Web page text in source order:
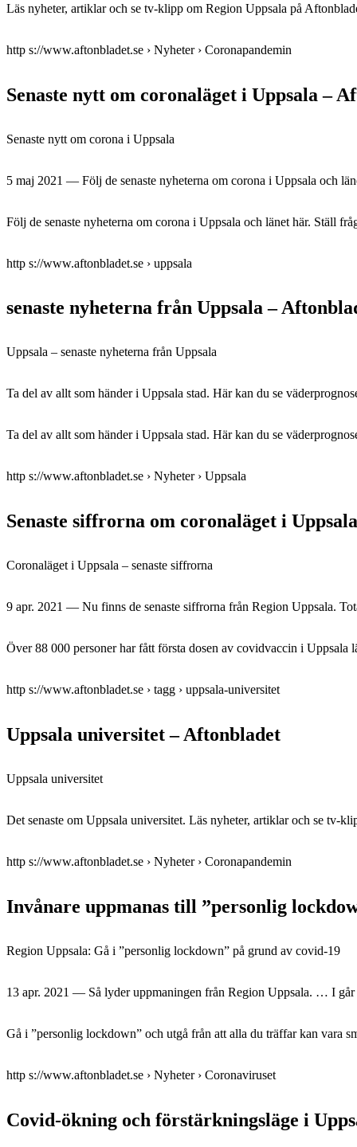
Läs nyheter, artiklar och se tv-klipp om Region Uppsala på
http s://www.aftonbladet.se › Nyheter › Coronapandemin
Senaste nytt om coronaläget i Uppsala –
Senaste nytt om corona i Uppsala
5 maj 2021 — Följ de senaste nyheterna om corona i Uppsala och
Följ de senaste nyheterna om corona i Uppsala och länet här. Ställ
http s://www.aftonbladet.se › uppsala
senaste nyheterna från Uppsala –
Uppsala – senaste nyheterna från Uppsala
Ta del av allt som händer i Uppsala stad. Här kan du se
Ta del av allt som händer i Uppsala stad. Här kan du se
http s://www.aftonbladet.se › Nyheter › Uppsala
Senaste siffrorna om coronaläget i
Coronaläget i Uppsala – senaste siffrorna
9 apr. 2021 — Nu finns de senaste siffrorna från Region Uppsala.
Över 88 000 personer har fått första dosen av covidvaccin i
http s://www.aftonbladet.se › tagg › uppsala-universitet
Uppsala universitet – Aftonbladet
Uppsala universitet
Det senaste om Uppsala universitet. Läs nyheter, artiklar och se tv-
http s://www.aftonbladet.se › Nyheter › Coronapandemin
Invånare uppmanas till ”personlig
Region Uppsala: Gå i ”personlig lockdown” på grund av covid-19
13 apr. 2021 — Så lyder uppmaningen från Region Uppsala. … I
Gå i ”personlig lockdown” och utgå från att alla du träffar kan vara
http s://www.aftonbladet.se › Nyheter › Coronaviruset
Covid-ökning och förstärkningsläge i